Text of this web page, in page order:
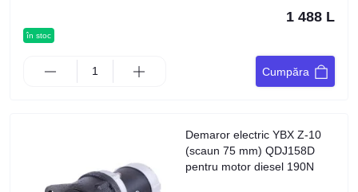
în stoc
1 488 L
Cumpăra
Demaror electric YBX Z-10
(scaun 75 mm) QDJ158D
pentru motor diesel 190N